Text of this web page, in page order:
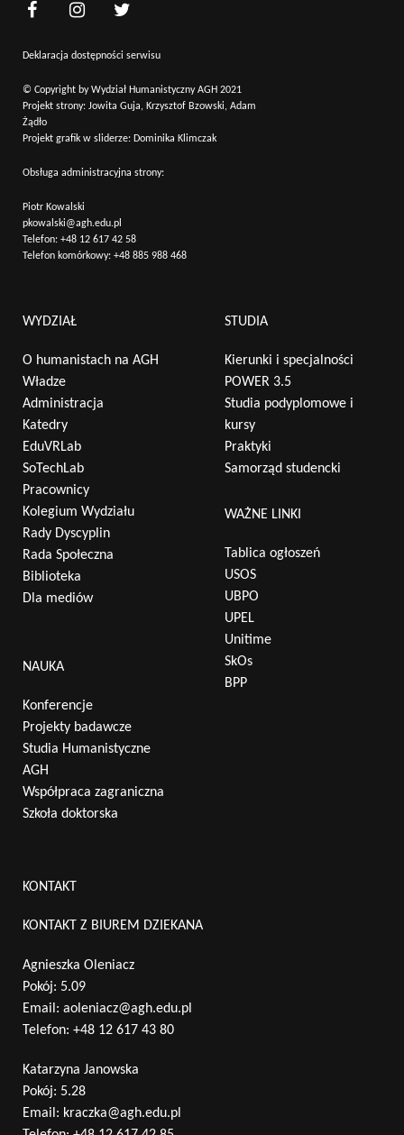
Deklaracja dostępności serwisu
© Copyright by Wydział Humanistyczny AGH 2021
Projekt strony: Jowita Guja, Krzysztof Bzowski, Adam
Żądło
Projekt grafik w sliderze: Dominika Klimczak
Obsługa administracyjna strony:
Piotr Kowalski
pkowalski@agh.edu.pl
Telefon: +48 12 617 42 58
Telefon komórkowy: +48 885 988 468
WYDZIAŁ
O humanistach na AGH
Władze
Administracja
Katedry
EduVRLab
SoTechLab
Pracownicy
Kolegium Wydziału
Rady Dyscyplin
Rada Społeczna
Biblioteka
Dla mediów
NAUKA
Konferencje
Projekty badawcze
Studia Humanistyczne
AGH
Współpraca zagraniczna
Szkoła doktorska
STUDIA
Kierunki i specjalności
POWER 3.5
Studia podyplomowe i
kursy
Praktyki
Samorząd studencki
WAŻNE LINKI
Tablica ogłoszeń
USOS
UBPO
UPEL
Unitime
SkOs
BPP
KONTAKT
KONTAKT Z BIUREM DZIEKANA
Agnieszka Oleniacz
Pokój: 5.09
Email: aoleniacz@agh.edu.pl
Telefon: +48 12 617 43 80
Katarzyna Janowska
Pokój: 5.28
Email: kraczka@agh.edu.pl